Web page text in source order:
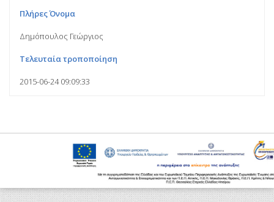
Πλήρες Όνομα
Δημόπουλος Γεώργιος
Τελευταία τροποποίηση
2015-06-24 09:09:33